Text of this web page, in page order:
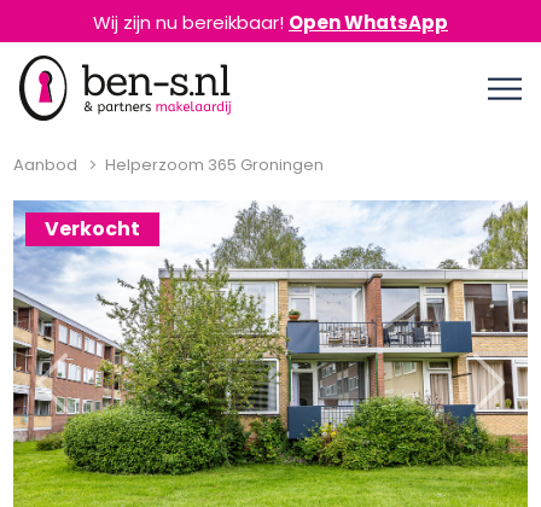
Wij zijn nu bereikbaar! Open WhatsApp
Aanbod Helperzoom 365 Groningen
Verkocht
Previous Next